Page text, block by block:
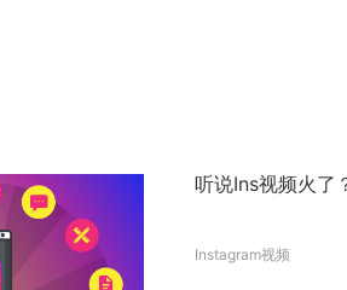
听说Ins视频火了
Instagram视频